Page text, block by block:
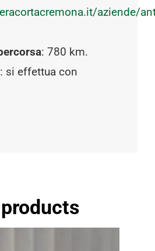
aziende/
: 780 km.
: si effettua con